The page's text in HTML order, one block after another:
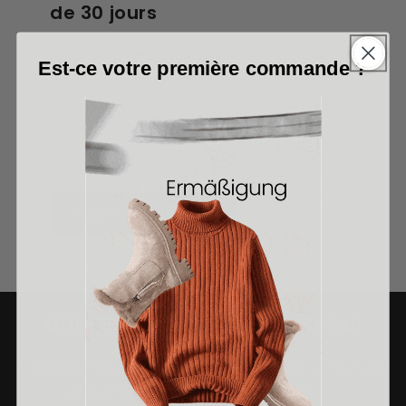
de 30 jours
adorer nos produits. Si vous n'êtes pas
satisfait, vous pouvez nous le retourner
dans les 30 jours suivant la réception
pour un remboursement complet.
Ajouter au panier
Offre exceptionnelle aujourd'hui
Commandez dès aujourd'hui et profitez de 50% de
réduction et de la livraison gratuite !
Est-ce votre première commande ?